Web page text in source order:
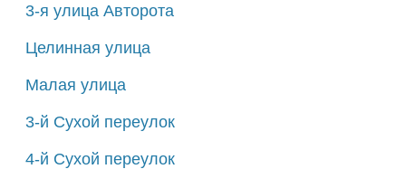
3-я улица Авторота
Целинная улица
Малая улица
3-й Сухой переулок
4-й Сухой переулок